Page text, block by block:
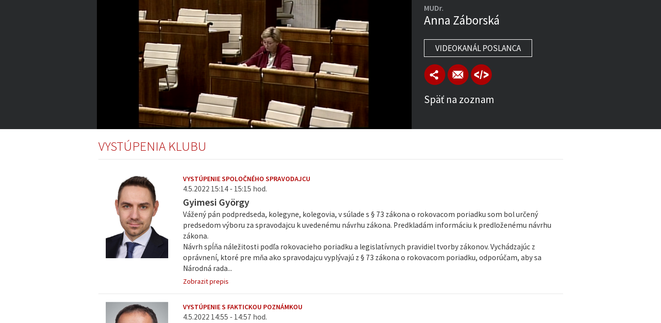
5:08:19
Volume
MUDr.
Anna Záborská
VIDEOKANÁL POSLANCA
Späť na zoznam
VYSTÚPENIA KLUBU
VYSTÚPENIE SPOLOČNÉHO SPRAVODAJCU
4.5.2022 15:14 - 15:15 hod.
Gyimesi György
Vážený pán podpredseda, kolegyne, kolegovia, v súlade s § 73 zákona o rokovacom poriadku som bol určený
predsedom výboru za spravodajcu k uvedenému návrhu zákona. Predkladám informáciu k predloženému návrhu
zákona.
Návrh spĺňa náležitosti podľa rokovacieho poriadku a legislatívnych pravidiel tvorby zákonov. Vychádzajúc z
oprávnení, ktoré pre mňa ako spravodajcu vyplývajú z § 73 zákona o rokovacom poriadku, odporúčam, aby sa
Národná rada...
Zobrazit prepis
VYSTÚPENIE S FAKTICKOU POZNÁMKOU
4.5.2022 14:55 - 14:57 hod.